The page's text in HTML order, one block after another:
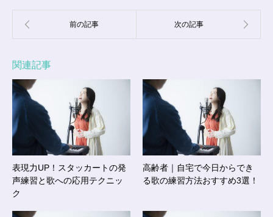
関連記事
表現力UP！スタッカートの発
声練習と歌への応用テクニッ
ク
高齢者｜自宅で今日からでき
る歌の練習方法おすすめ3選！